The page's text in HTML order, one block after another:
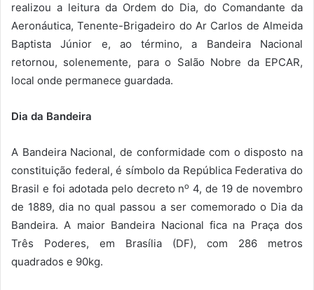
realizou a leitura da Ordem do Dia, do Comandante da
Aeronáutica, Tenente-Brigadeiro do Ar Carlos de Almeida
Baptista Júnior e, ao término, a Bandeira Nacional
retornou, solenemente, para o Salão Nobre da EPCAR,
local onde permanece guardada.
Dia da Bandeira
A Bandeira Nacional, de conformidade com o disposto na
constituição federal, é símbolo da República Federativa do
Brasil e foi adotada pelo decreto no 4, de 19 de novembro
de 1889, dia no qual passou a ser comemorado o Dia da
Bandeira. A maior Bandeira Nacional fica na Praça dos
Três Poderes, em Brasília (DF), com 286 metros
quadrados e 90kg.